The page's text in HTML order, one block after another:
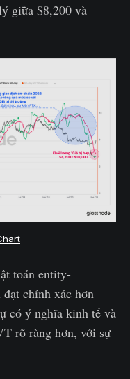
giữa $8,200 và
toán entity-
chính xác hơn
có ý nghĩa kinh tế và
rõ ràng hơn, với sự